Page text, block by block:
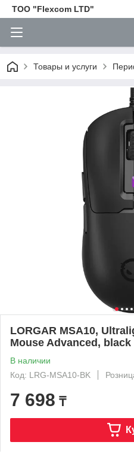
ТОО "Flexcom LTD"
Товары и услуги
LORGAR MSA10,
Mouse Advanced, black
В наличии
Код: LRG-MSA10-BK
7 698 ₸